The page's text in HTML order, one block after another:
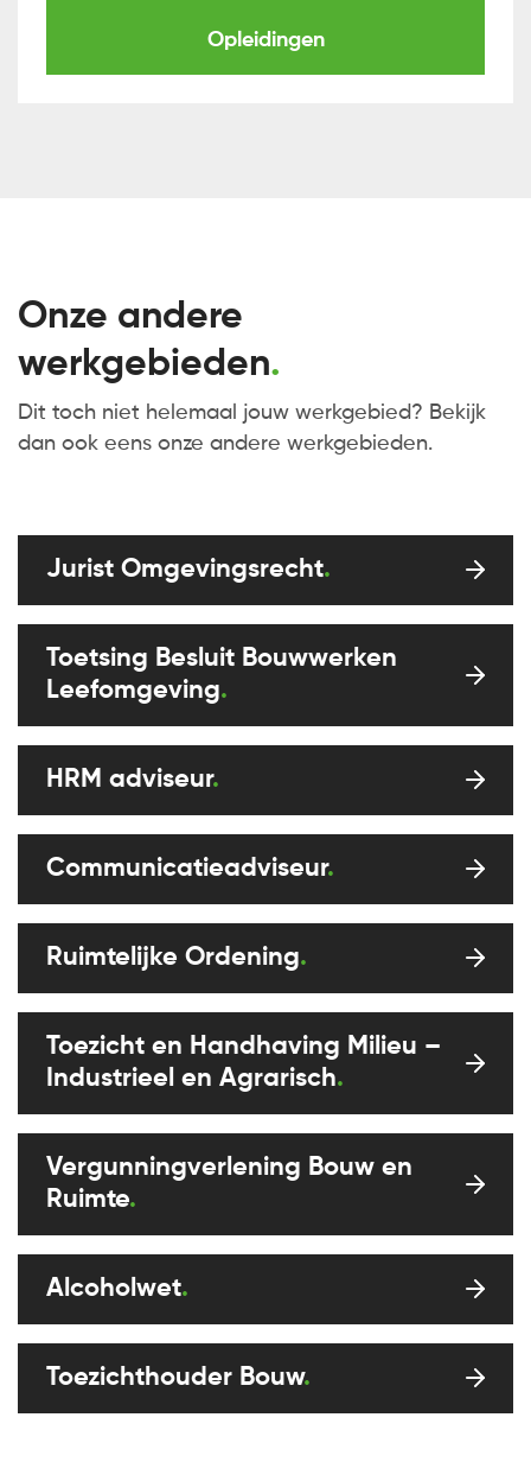
Opleidingen
Onze andere
werkgebieden
Dit toch niet helemaal jouw werkgebied? Bekijk
dan ook eens onze andere werkgebieden.
Jurist Omgevingsrecht
Toetsing Besluit Bouwwerken
Leefomgeving
HRM adviseur
Communicatieadviseur
Ruimtelijke Ordening
Toezicht en Handhaving Milieu –
Industrieel en Agrarisch
Vergunningverlening Bouw en
Ruimte
Alcoholwet
Toezichthouder Bouw